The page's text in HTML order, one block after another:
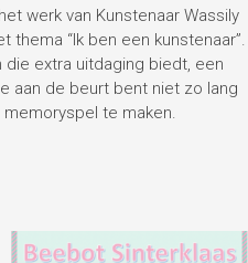
werk van Kunstenaar Wassily
thema “Ik ben een kunstenaar”.
extra uitdaging biedt, een
aan de beurt bent niet zo lang
te maken.